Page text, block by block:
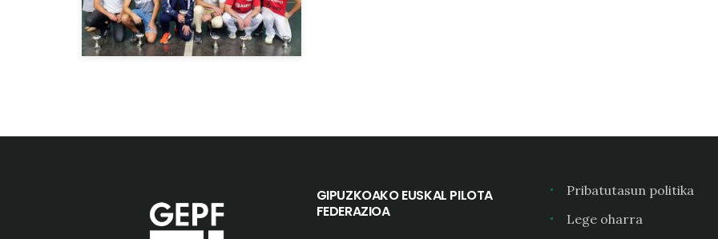
GIPUZKOAKO EUSKAL PILOTA
FEDERAZIOA
Pribatutasun politika
Lege oharra